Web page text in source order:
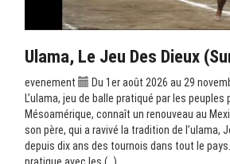
Ulama, Le Jeu Des Dieux
evenement
Du 1er août 2026 au 29
L’ulama, jeu de balle pratiqué par les
Mésoamérique, connaît un renouveau au
son père, qui a ravivé la tradition de l’ulama,
depuis dix ans des tournois dans tout le